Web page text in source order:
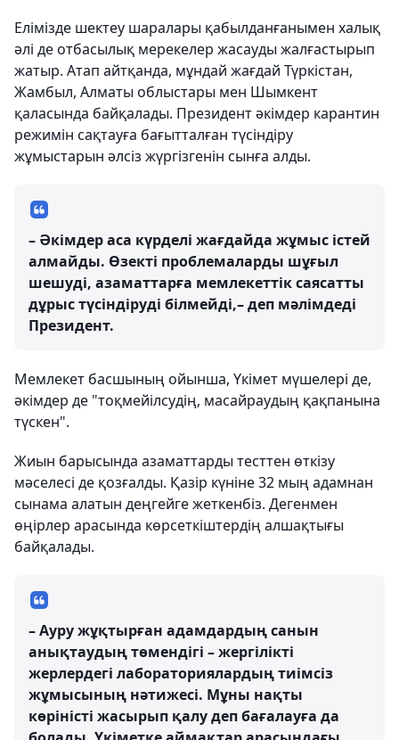
Елімізде шектеу шаралары қабылданғанымен халық
әлі де отбасылық мерекелер жасауды жалғастырып
жатыр. Атап айтқанда, мұндай жағдай Түркістан,
Жамбыл, Алматы облыстары мен Шымкент
қаласында байқалады. Президент әкімдер карантин
режимін сақтауға бағытталған түсіндіру
жұмыстарын әлсіз жүргізгенін сынға алды.
– Әкімдер аса күрделі жағдайда жұмыс істей
алмайды. Өзекті проблемаларды шұғыл
шешуді, азаматтарға мемлекеттік саясатты
дұрыс түсіндіруді білмейді,– деп мәлімдеді
Президент.
Мемлекет басшының ойынша, Үкімет мүшелері де,
әкімдер де "тоқмейілсудің, масайраудың қақпанына
түскен".
Жиын барысында азаматтарды тесттен өткізу
мәселесі де қозғалды. Қазір күніне 32 мың адамнан
сынама алатын деңгейге жеткенбіз. Дегенмен
өңірлер арасында көрсеткіштердің алшақтығы
байқалады.
– Ауру жұқтырған адамдардың санын
анықтаудың төмендігі – жергілікті
жерлердегі лабораториялардың тиімсіз
жұмысының нәтижесі. Мұны нақты
көріністі жасырып қалу деп бағалауға да